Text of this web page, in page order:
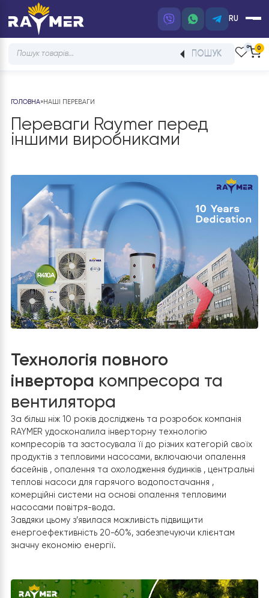
RU
Products
ПОШУК
Переваги Raymer перед
Технологія повного
інверторакомпресора та
вентилятора
За більш ніж 10 років досліджень та розробок компанія
RAYMER удосконалила інверторну технологію
компресорів та застосувала її до різних категорій
продуктів з тепловими насосами, включаючи
басейнів , опалення та охолодження будинків ,
теплові насоси для гарячого водопостачання ,
комерційні системи на основі опалення тепловими
Завдяки цьому з’явилася можливість підвищити
енергоефективність 20-60%, забезпечуючи клієнтам